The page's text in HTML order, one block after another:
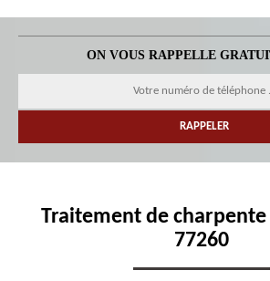
ON VOUS RAPPELLE
Traitement de charpente
77260